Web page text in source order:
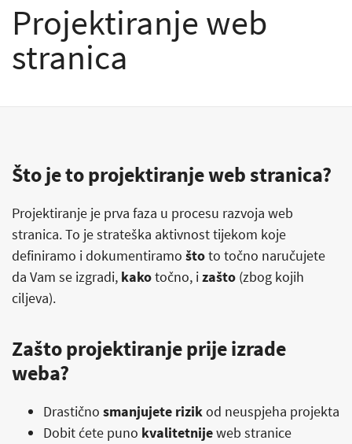
Projektiranje web
stranica
Što je to projektiranje web stranica?
Projektiranje je prva faza u procesu razvoja web
stranica. To je strateška aktivnost tijekom koje
definiramo i dokumentiramo štoto točno naručujete
da Vam se izgradi, kakotočno, izašto (zbog kojih
ciljeva).
Zašto projektiranje prije izrade
weba?
Drastično smanjujete rizikod neuspjeha projekta
Dobit ćete puno kvalitetnijeweb stranice